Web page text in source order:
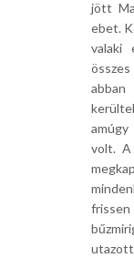
jött
ebet.
valaki
volt. A
frissen
utazott